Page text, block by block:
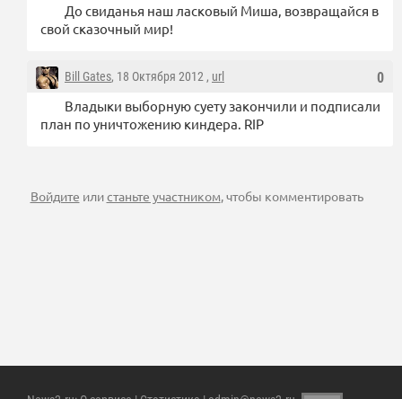
До свиданья наш ласковый Миша, возвращайся в
свой сказочный мир!
0
Bill Gates, 18 Октября 2012 , url
Владыки выборную суету закончили и подписали
план по уничтожению киндера. RIP
Войдите илистаньте участником , чтобы комментировать